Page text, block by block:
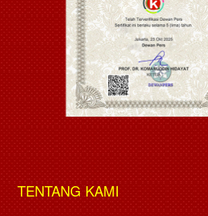
TENTANG KAMI